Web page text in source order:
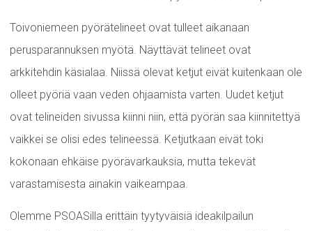
Toivoniemeen pyörätelineet ovat tulleet aikanaan
perusparannuksen myötä. Näyttävät telineet ovat
arkkitehdin käsialaa. Niissä olevat ketjut eivät kuitenkaan ole
olleet pyöriä vaan veden ohjaamista varten. Uudet ketjut
ovat telineiden sivussa kiinni niin, että pyörän saa kiinnitettyä
vaikkei se olisi edes telineessä. Ketjutkaan eivät toki
kokonaan ehkäise pyörävarkauksia, mutta tekevät
varastamisesta ainakin vaikeampaa.
Olemme PSOASilla erittäin tyytyväisiä ideakilpailun